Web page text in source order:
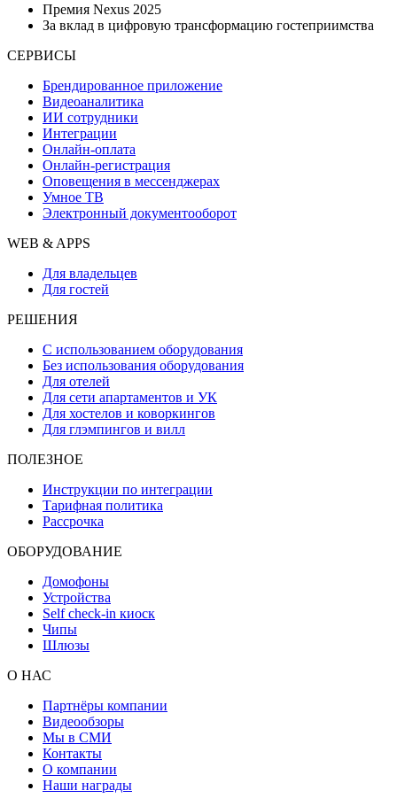
Премия Nexus 2025
За вклад в цифровую трансформацию гостеприимства
СЕРВИСЫ
Брендированное приложение
Видеоаналитика
ИИ сотрудники
Интеграции
Онлайн-оплата
Онлайн-регистрация
Оповещения в мессенджерах
Умное ТВ
Электронный документооборот
WEB & APPS
Для владельцев
Для гостей
РЕШЕНИЯ
С использованием оборудования
Без использования оборудования
Для отелей
Для сети апартаментов и УК
Для хостелов и коворкингов
Для глэмпингов и вилл
ПОЛЕЗНОЕ
Инструкции по интеграции
Тарифная политика
Рассрочка
ОБОРУДОВАНИЕ
Домофоны
Устройства
Self check-in киоск
Чипы
Шлюзы
О НАС
Партнёры компании
Видеообзоры
Мы в СМИ
Контакты
О компании
Наши награды